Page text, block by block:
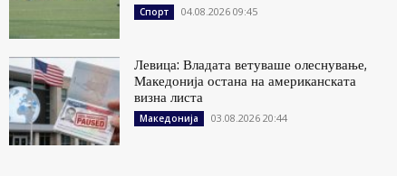
Спорт 04.08.2026 09:45
Левица: Владата ветуваше олеснување,
Македонија остана на американската
визна листа
Македонија 03.08.2026 20:44